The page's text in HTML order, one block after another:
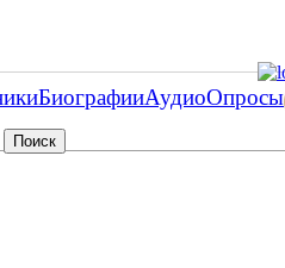
БиографииАудиоОпросы